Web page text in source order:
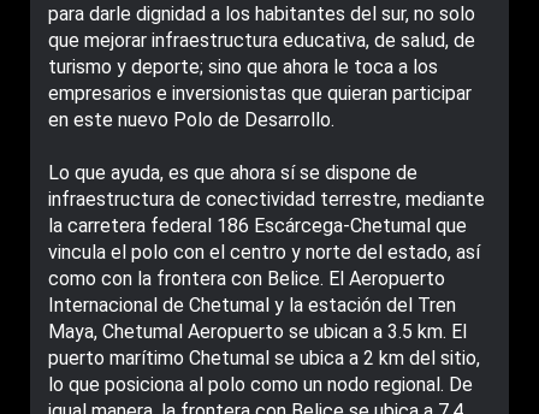
para darle dignidad a los habitantes del sur, no solo
que mejorar infraestructura educativa, de salud, de
turismo y deporte; sino que ahora le toca a los
empresarios e inversionistas que quieran participar
en este nuevo Polo de Desarrollo.
Lo que ayuda, es que ahora sí se dispone de
infraestructura de conectividad terrestre, mediante
la carretera federal 186 Escárcega-Chetumal que
vincula el polo con el centro y norte del estado, así
como con la frontera con Belice. El Aeropuerto
Internacional de Chetumal y la estación del Tren
Maya, Chetumal Aeropuerto se ubican a 3.5 km. El
puerto marítimo Chetumal se ubica a 2 km del sitio,
lo que posiciona al polo como un nodo regional. De